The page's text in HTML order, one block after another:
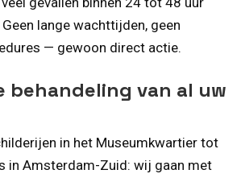
lange wachttijden, geen
— gewoon direct actie.
behandeling van al uw
in het Museumkwartier tot
in Amsterdam-Zuid: wij gaan met